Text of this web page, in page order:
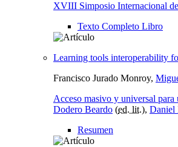
XVIII Simposio Internacional
Texto Completo Libro
Learning tools interoperability
Francisco Jurado Monroy,
Acceso masivo y universal
Dodero Beardo (ed. lit.), Daniel
Resumen